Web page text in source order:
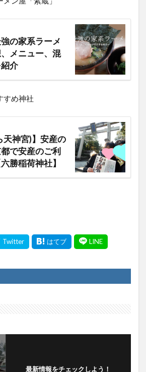
強の家系ラーメ
メニュー、混
介
すめ神社
天神宮)】安産の
で安産のご利
勝稲荷神社】
最新情報をチェックしよう！